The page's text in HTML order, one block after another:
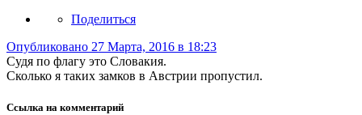
Поделиться
Опубликовано 27 Марта, 2016 в 18:23
Судя по флагу это Словакия.
Сколько я таких замков в Австрии пропустил.
Ссылка на комментарий